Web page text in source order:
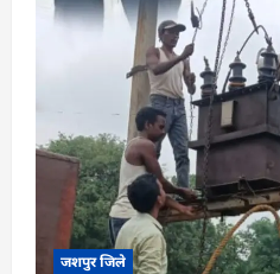
जशपुर जिले